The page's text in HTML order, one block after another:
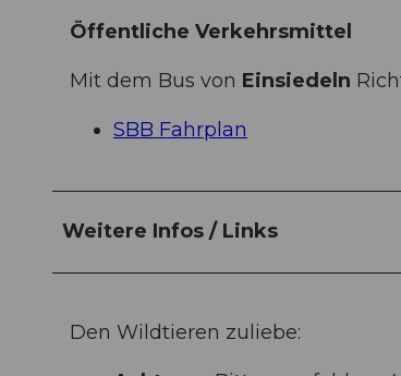
Öffentliche Verkehrsmittel
Mit dem Bus von Einsiedeln
SBB Fahrplan
Weitere Infos / Links
Den Wildtieren zuliebe: